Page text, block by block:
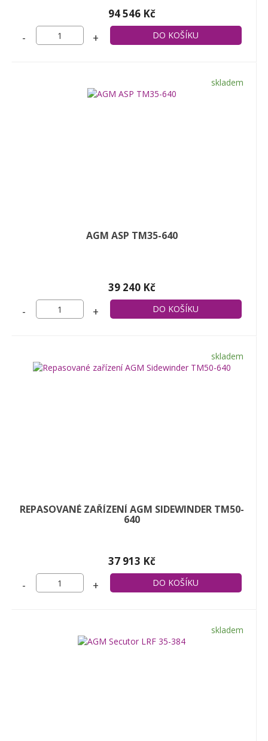
94 546 Kč
- +
skladem
AGM ASP TM35-640
39 240 Kč
- +
skladem
REPASOVANÉ ZAŘÍZENÍ AGM SIDEWINDER TM50-
640
37 913 Kč
- +
skladem